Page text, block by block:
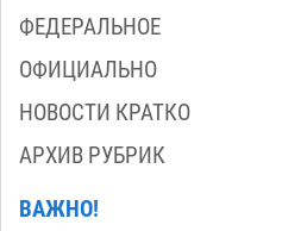
ФЕДЕРАЛЬНОЕ
ОФИЦИАЛЬНО
НОВОСТИ КРАТКО
АРХИВ РУБРИК
ВАЖНО!